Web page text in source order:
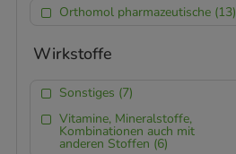
Orthomol pharmazeutische (13)
Wirkstoffe
Sonstiges (7)
Vitamine, Mineralstoffe,
Kombinationen auch mit
anderen Stoffen (6)